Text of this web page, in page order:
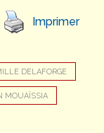
Imprimer
DELAFORGE
MOUAÏSSIA